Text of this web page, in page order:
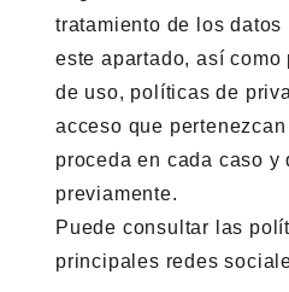
tratamiento de los
este apartado, así
de uso, políticas de
acceso que
proceda en cada caso y
previamente.
Puede consultar las
principales redes